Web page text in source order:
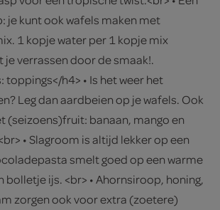
je kunt ook wafels maken met
1 kopje water per 1 kopje mix
je verrassen door de smaak!.
toppings</h4> • Is het weer het
Leg dan aardbeien op je wafels. Ook
(seizoens)fruit: banaan, mango en
• Slagroom is altijd lekker op een
smelt goed op een warme
bolletje ijs. <br> • Ahornsiroop, honing,
zorgen ook voor extra (zoetere)